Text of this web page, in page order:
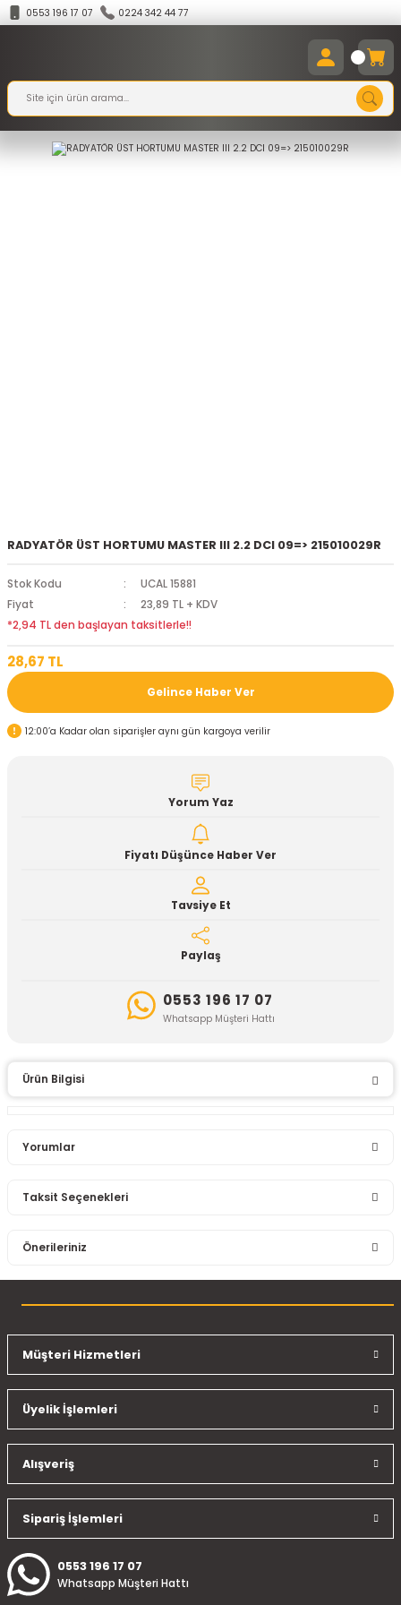
0553 196 17 07 0224 342 44 77
RADYATÖR ÜST HORTUMU MASTER III 2.2 DCI 09=> 215010029R
Stok Kodu
UCAL 15881
Fiyat
23,89 TL + KDV
*2,94 TL den başlayan taksitlerle!!
28,67 TL
Gelince Haber Ver
12:00’a Kadar olan siparişler aynı gün kargoya verilir
Yorum Yaz
Fiyatı Düşünce Haber Ver
Tavsiye Et
Paylaş
0553 196 17 07
Whatsapp Müşteri Hattı
Ürün Bilgisi
Yorumlar
Taksit Seçenekleri
Önerileriniz
konularda yetersiz gördüğünüz noktaları öneri formunu
Ürün resmi kalitesiz, bozuk veya görüntülenemiyor.
Ürün açıklamasında eksik bilgiler bulunuyor.
Ürün fiyatı diğer sitelerden daha pahalı.
Bu ürüne benzer farklı alternatifler olmalı.
Müşteri Hizmetleri
Üyelik İşlemleri
Alışveriş
Sipariş İşlemleri
0553 196 17 07
Whatsapp Müşteri Hattı